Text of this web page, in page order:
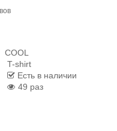
COOL
T-shirt
Есть в наличии
49 раз